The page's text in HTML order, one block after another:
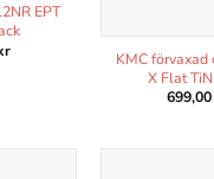
EPT
KMC förvaxad
X Flat